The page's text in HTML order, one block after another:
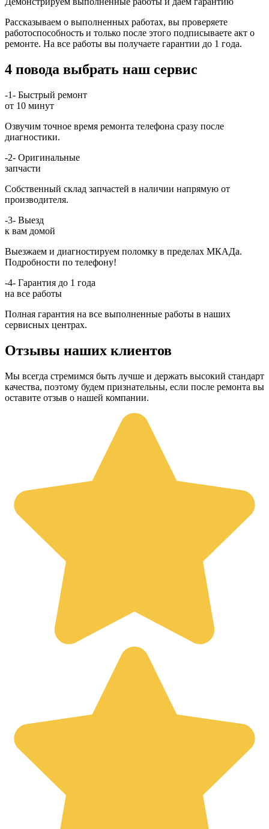
Рассказываем о выполненных работах, вы проверяете
работоспособность и только после этого подписываете акт о
ремонте. На все работы вы получаете гарантии до 1 года.
4 повода выбрать наш сервис
-1- Быстрый ремонт
от 10 минут
Озвучим точное время ремонта телефона сразу после
диагностики.
-2- Оригинальные
запчасти
Собственный склад запчастей в наличии напрямую от
производителя.
-3- Выезд
к вам домой
Выезжаем и диагностируем поломку в пределах МКАДа.
Подробности по телефону!
-4- Гарантия до 1 года
на все работы
Полная гарантия на все выполненные работы в наших
сервисных центрах.
Отзывы наших клиентов
Мы всегда стремимся быть лучше и держать высокий стандарт
качества, поэтому будем признательны, если после ремонта вы
оставите отзыв о нашей компании.